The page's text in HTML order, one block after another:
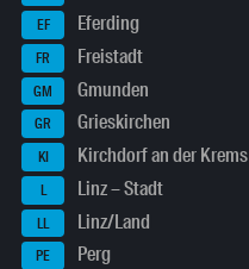
EF Eferding
FR Freistadt
GM Gmunden
GR Grieskirchen
KI Kirchdorf an der Krems
L Linz – Stadt
LL Linz/Land
PE Perg